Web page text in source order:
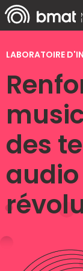
LABORATOIRE
des
audio